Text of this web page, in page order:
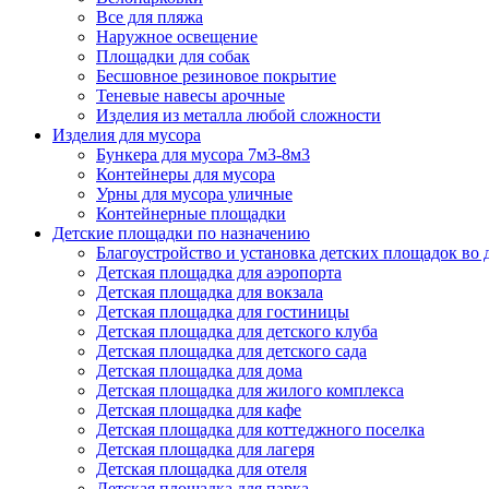
Все для пляжа
Наружное освещение
Площадки для собак
Бесшовное резиновое покрытие
Теневые навесы арочные
Изделия из металла любой сложности
Изделия для мусора
Бункера для мусора 7м3-8м3
Контейнеры для мусора
Урны для мусора уличные
Контейнерные площадки
Детские площадки по назначению
Благоустройство и установка детских площадок
Детская площадка для аэропорта
Детская площадка для вокзала
Детская площадка для гостиницы
Детская площадка для детского клуба
Детская площадка для детского сада
Детская площадка для дома
Детская площадка для жилого комплекса
Детская площадка для кафе
Детская площадка для коттеджного поселка
Детская площадка для лагеря
Детская площадка для отеля